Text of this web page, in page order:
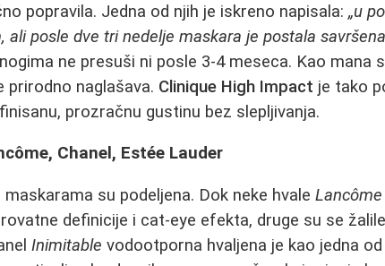
popravila. Jedna od njih je iskreno napisala:„u
ali posle dve tri nedelje maskara je postala
ne presuši ni posle 3-4 meseca. Kao mana
prirodno naglašava. Clinique High Impact je tako
prozračnu gustinu bez slepljivanja.
Chanel, Estée Lauder
su podeljena. Dok neke hvale
definicije i cat‑eye efekta, druge su se
Inimitable vodootporna hvaljena je kao jedna